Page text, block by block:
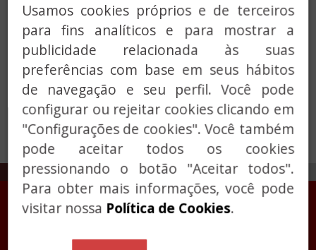
La Industrial Cerrajera, S.A.
Usamos cookies próprios e de terceiros
para fins analíticos e para mostrar a
publicidade relacionada às suas
preferências com base em seus hábitos
de navegação e seu perfil. Você pode
configurar ou rejeitar cookies clicando em
"Configurações de cookies". Você também
pode aceitar todos os cookies
pressionando o botão "Aceitar todos".
Para obter mais informações, você pode
visitar nossa Política de Cookies.